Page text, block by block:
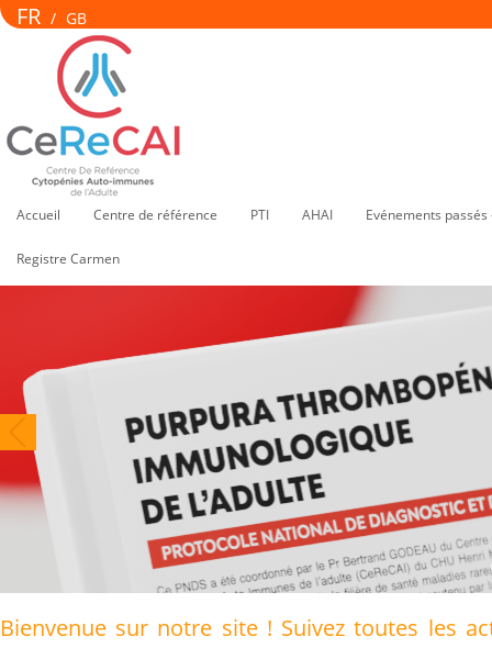
FR / GB
Accueil Centre de référence PTI AHAI Evénements
Registre Carmen
Bienvenue sur notre site ! Suivez toutes les